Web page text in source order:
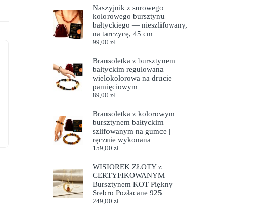
Naszyjnik z surowego
kolorowego bursztynu
bałtyckiego — nieszlifowany,
na tarczycę, 45 cm
99,00zł
Bransoletka z bursztynem
bałtyckim regulowana
wielokolorowa na drucie
pamięciowym
89,00zł
Bransoletka z kolorowym
bursztynem bałtyckim
szlifowanym na gumce |
ręcznie wykonana
159,00zł
WISIOREK ZŁOTY z
CERTYFIKOWANYM
Bursztynem KOT Piękny
Srebro Pozłacane 925
249,00zł